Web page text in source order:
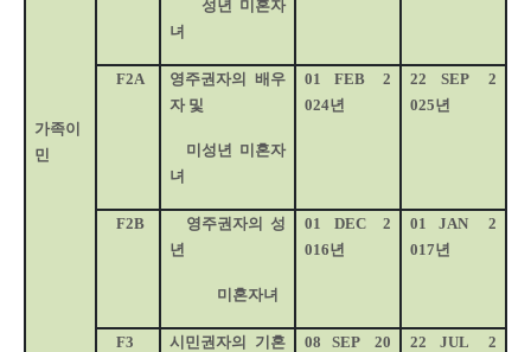
가족이
민
성년 미혼자
녀
F2A
영주권자의 배우
자 및
미성년 미혼자
녀
01 FEB
2
024년
22 SEP
2
025년
F2B
영주권자의 성
년
미혼자녀
01 DEC
2
016년
01 JAN
2
017년
F3
시민권자의 기혼
08 SEP
20
22 JUL
2